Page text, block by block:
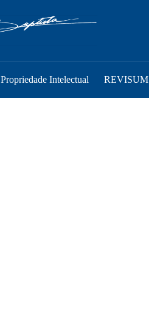
Propriedade Intelectual REVISUM